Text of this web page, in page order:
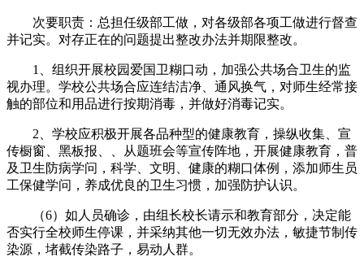
次要职责：总担任级部工做，对各级部各项工做进行督查
并记实。对存正在的问题提出整改办法并期限整改。
1、组织开展校园爱国卫糊口动，加强公共场合卫生的监
视办理。学校公共场合应连结洁净、通风换气，对师生经常接
触的部位和用品进行按期消毒，并做好消毒记实。
2、学校应积极开展各品种型的健康教育，操纵收集、宣
传橱窗、黑板报、、从题班会等宣传阵地，开展健康教育，普
及卫生防病学问，科学、文明、健康的糊口体例，添加师生员
工保健学问，养成优良的卫生习惯，加强防护认识。
（6）如人员确诊，由组长校长请示和教育部分，决定能
否实行全校师生停课，并采纳其他一切无效办法，敏捷节制传
染源，堵截传染路子，易动人群。